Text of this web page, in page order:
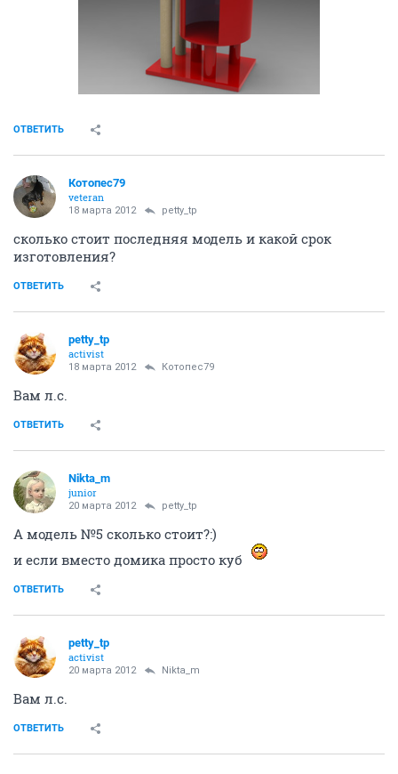
ОТВЕТИТЬ
Котопес79
veteran
18 марта 2012 petty_tp
сколько стоит последняя модель и какой срок
изготовления?
ОТВЕТИТЬ
petty_tp
activist
18 марта 2012 Котопес79
Вам л.с.
ОТВЕТИТЬ
Nikta_m
junior
20 марта 2012 petty_tp
А модель №5 сколько стоит?:)
и если вместо домика просто куб
ОТВЕТИТЬ
petty_tp
activist
20 марта 2012 Nikta_m
Вам л.с.
ОТВЕТИТЬ